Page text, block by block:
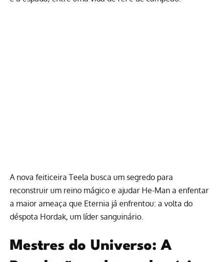
A nova feiticeira Teela busca um segredo para
reconstruir um reino mágico e ajudar He-Man a enfentar
a maior ameaça que Eternia já enfrentou: a volta do
déspota Hordak, um líder sanguinário.
Mestres do Universo: A